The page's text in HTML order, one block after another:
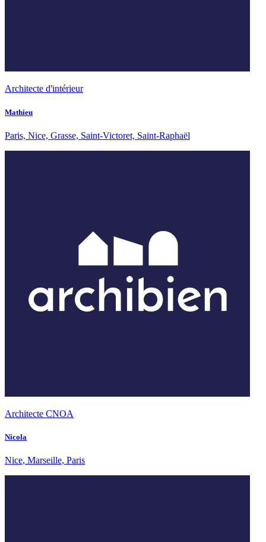
Architecte d'intérieur
Mathieu
Paris, Nice, Grasse, Saint-Victoret, Saint-Raphaël
Architecte CNOA
Nicola
Nice, Marseille, Paris